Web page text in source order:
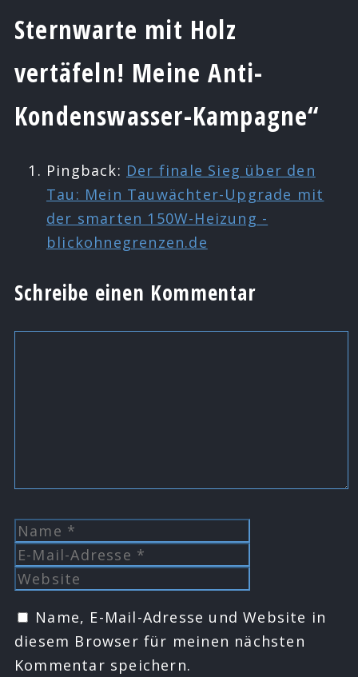
Sternwarte mit Holz
vertäfeln! Meine Anti-
Kondenswasser-Kampagne“
Pingback: Der finale Sieg über den
Tau: Mein Tauwächter-Upgrade mit
der smarten 150W-Heizung -
blickohnegrenzen.de
Schreibe einen Kommentar
Name
Name, E-Mail-Adresse und Website in
diesem Browser für meinen nächsten
Kommentar speichern.